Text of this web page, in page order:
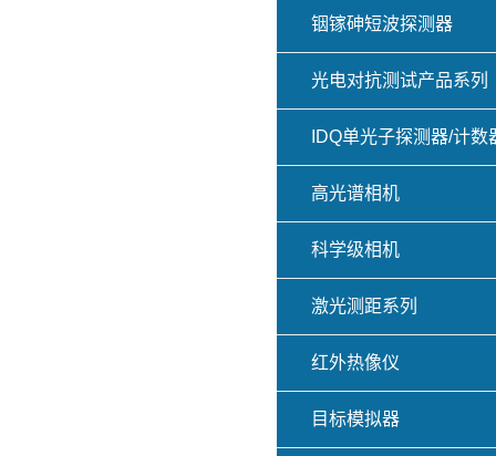
铟镓砷短波探测器
光电对抗测试产品系列
IDQ单光子探测器/计数
高光谱相机
科学级相机
激光测距系列
红外热像仪
目标模拟器